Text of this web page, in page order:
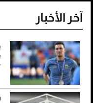
ضعف تبريد مكيف
الأسباب والحلول
آخر الأخبار